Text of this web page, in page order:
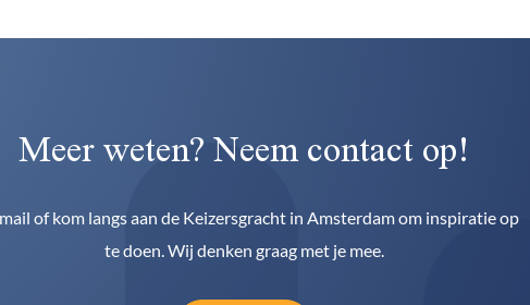
Meer weten? Neem contact op!
of kom langs aan de Keizersgracht in Amsterdam om inspiratie op
te doen. Wij denken graag met je mee.